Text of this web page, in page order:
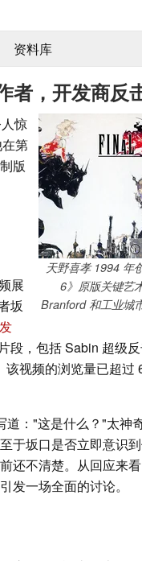
资料库
者，开发商反
ⓘ
天野喜孝 1994 年
6》原版关键艺
Branford 和工业城
惊
第
版
展
坂
段，包括 Sabin 超级
视频的浏览量已超过
道："这是什么？"太神
于坂口是否立即意识
还不清楚。从回应来
发一场全面的讨论。